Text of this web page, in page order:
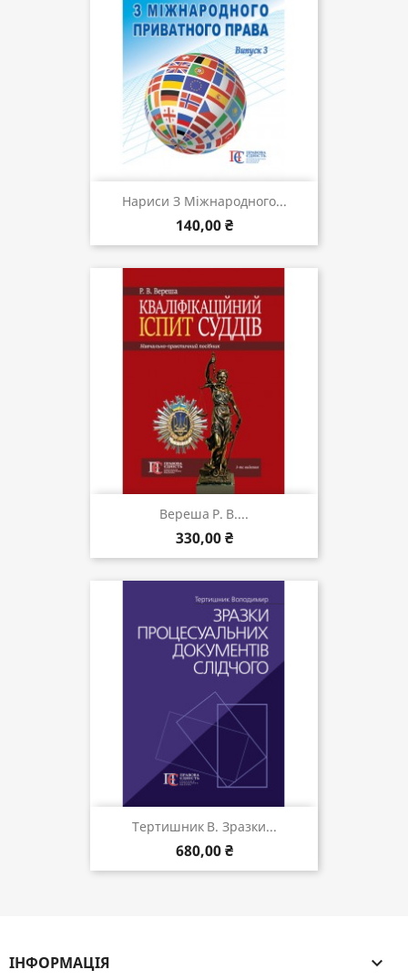
Нариси З Міжнародного...
140,00 ₴
Вереша Р. В....
330,00 ₴
Тертишник В. Зразки...
680,00 ₴
ІНФОРМАЦІЯ 